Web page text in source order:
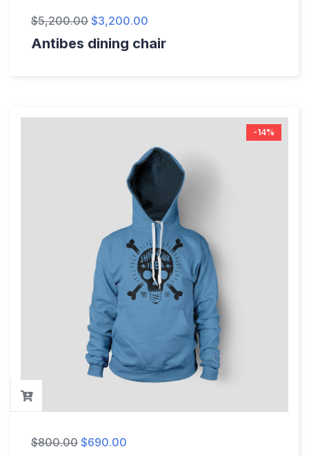
$5,200.00 $3,200.00
Antibes dining chair
-14%
$800.00 $690.00